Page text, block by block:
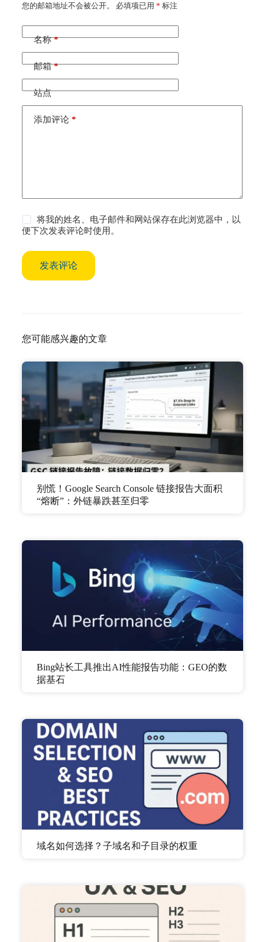
您的邮箱地址不会被公开。 必填项已用 * 标注
名称*
邮箱*
站点
添加评论*
将我的姓名、电子邮件和网站保存在此浏览器中，以
便下次发表评论时使用。
发表评论
A
t
e
t
i
您可能感兴趣的文章
别慌！Google Search Console 链接报告大面积
“熔断”：外链暴跌甚至归零
Bing站长工具推出AI性能报告功能：GEO的数
据基石
域名如何选择？子域名和子目录的权重